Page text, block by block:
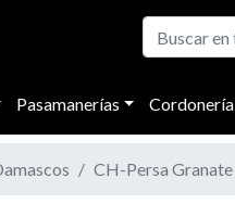
Pasamanerías Cordonería
CH-Persa Granate